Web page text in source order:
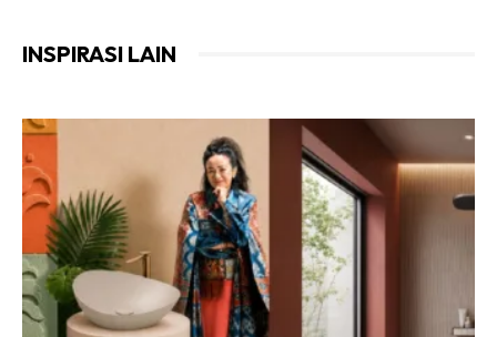
5. Gunakan sabun pencuci yang dikhaskan untuk kegunaan
lantai laminate. Atau gunakan sahaja air bersih. Elak
gunakan pencuci yang mempunyai peluntur
6. Jangan cuci atau lap lantai vinyl dengan produk yang
mempunyai sabun kerana ia akan menyebabkan
INSPIRASI LAIN